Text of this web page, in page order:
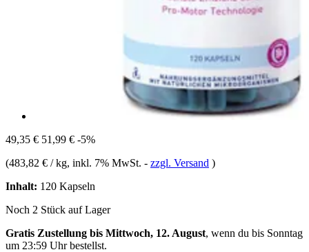
49,35 € 51,99 € -5%
(483,82 € / kg, inkl. 7% MwSt. - zzgl. Versand )
Inhalt: 120 Kapseln
Noch 2 Stück auf Lager
Gratis Zustellung bis Mittwoch, 12. August, wenn du bis Sonntag
um 23:59 Uhrbestellst.